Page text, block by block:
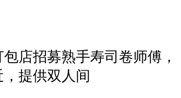
店招募熟手寿司卷师傅，
提供双人间